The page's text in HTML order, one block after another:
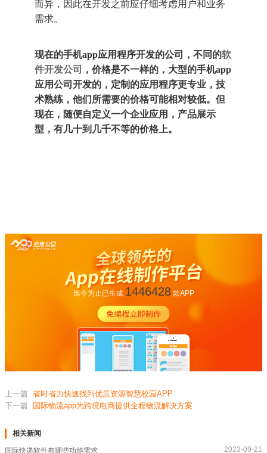
而异，因此在开发之前应仔细考虑用户和业务
需求。
现在的手机app应用程序开发的公司，不同的软
件开发公司 ，价格是不一样的，大型的手机app
应用公司开发的，定制的应用程序更专业，技
术熟练，他们所需要的价格可能相对较低。但
现在，随便自定义一个企业应用，产品展示
型，有几十到几千不等的价格上。
迄今为止已生成 1446428款APP
上一篇 省时省力快速找到优质资源智慧校园APP
下一篇
国际物流app为跨境电商提供全程物流解决方案
相关新闻
国际快递软件有哪些功能需求 2023-09-21